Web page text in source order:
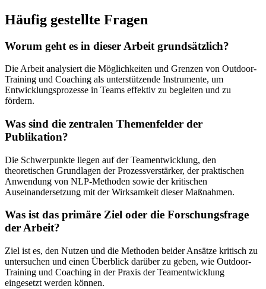
Häufig gestellte Fragen
Worum geht es in dieser Arbeit grundsätzlich?
Die Arbeit analysiert die Möglichkeiten und Grenzen von Outdoor-
Training und Coaching als unterstützende Instrumente, um
Entwicklungsprozesse in Teams effektiv zu begleiten und zu
fördern.
Was sind die zentralen Themenfelder der
Publikation?
Die Schwerpunkte liegen auf der Teamentwicklung, den
theoretischen Grundlagen der Prozessverstärker, der praktischen
Anwendung von NLP-Methoden sowie der kritischen
Auseinandersetzung mit der Wirksamkeit dieser Maßnahmen.
Was ist das primäre Ziel oder die Forschungsfrage
der Arbeit?
Ziel ist es, den Nutzen und die Methoden beider Ansätze kritisch zu
untersuchen und einen Überblick darüber zu geben, wie Outdoor-
Training und Coaching in der Praxis der Teamentwicklung
eingesetzt werden können.